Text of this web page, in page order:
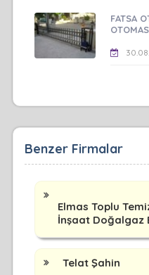
FATSA
Benzer Firmalar
Elmas Toplu
İnşaat Doğalgaz
Telat Şahin